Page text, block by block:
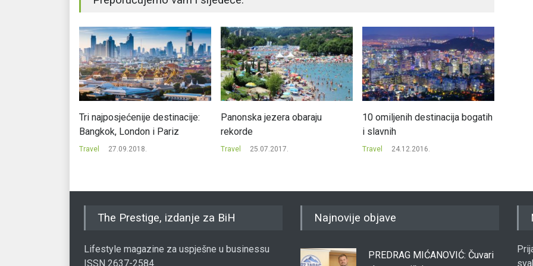
Tri najposjećenije destinacije:
Bangkok, London i Pariz
Travel 27.09.2018.
Panonska jezera obaraju
rekorde
Travel 25.07.2017.
10 omiljenih destinacija bogatih
i slavnih
Travel 24.12.2016.
The Prestige, izdanje za BiH
Lifestyle magazine za uspješne u businessu
ISSN 2637-2584
Najnovije objave
PREDRAG MIĆANOVIĆ: Čuvari